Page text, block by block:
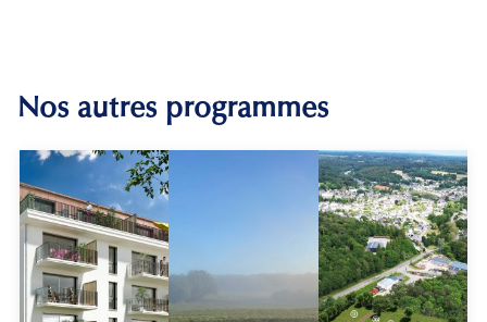
Nos autres programmes